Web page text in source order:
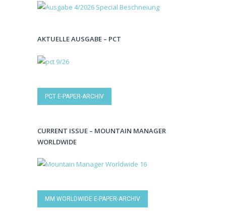
AKTUELLE AUSGABE – PCT
PCT E-PAPER-ARCHIV
CURRENT ISSUE – MOUNTAIN MANAGER
WORLDWIDE
MM WORLDWIDE E-PAPER-ARCHIV